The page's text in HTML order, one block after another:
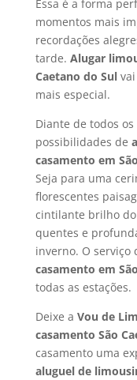
Essa é a forma
momentos mais
recordações
tarde. Alugar
Caetano do Sulvai
mais especial.
Diante de todos
possibilidades de
casamento em
Seja para uma
florescentes
cintilante brilho do
quentes e
inverno. O serviço
casamento em
todas as estações.
Deixe a Vou de
casamento São
casamento uma
aluguel de